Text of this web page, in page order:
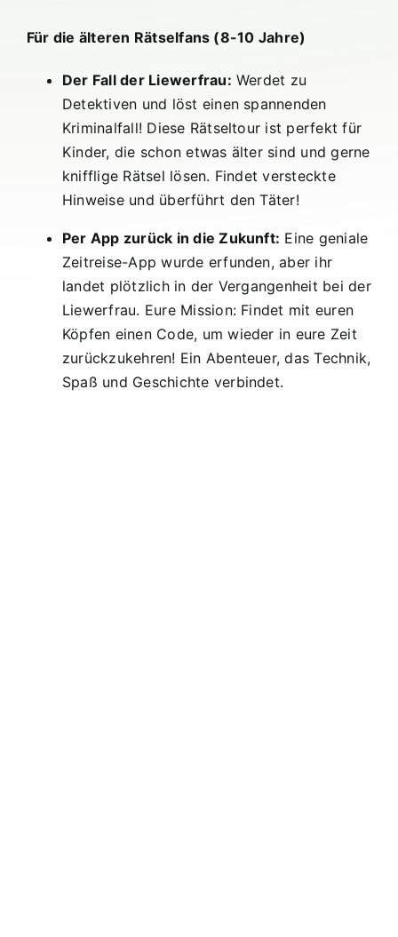
Für die älteren Rätselfans (8-10 Jahre)
Der Fall der Liewerfrau: Werdet zu
Detektiven und löst einen spannenden
Kriminalfall! Diese Rätseltour ist perfekt für
Kinder, die schon etwas älter sind und gerne
knifflige Rätsel lösen. Findet versteckte
Hinweise und überführt den Täter!
Per App zurück in die Zukunft: Eine geniale
Zeitreise-App wurde erfunden, aber ihr
landet plötzlich in der Vergangenheit bei der
Liewerfrau. Eure Mission: Findet mit euren
Köpfen einen Code, um wieder in eure Zeit
zurückzukehren! Ein Abenteuer, das Technik,
Spaß und Geschichte verbindet.